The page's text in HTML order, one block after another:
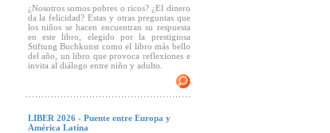
¿Nosotros somos pobres o ricos? ¿El dinero
da la felicidad? Estas y otras preguntas que
los niños se hacen encuentran su respuesta
en este libro, elegido por la prestigiosa
Stiftung Buchkunst como el libro más bello
del año, un libro que provoca reflexiones e
invita al diálogo entre niño y adulto.
LIBER 2026 - Puente entre Europa y
América Latina